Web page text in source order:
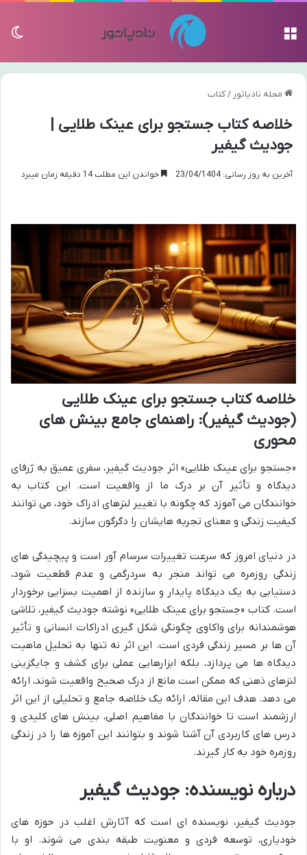
مجله نادیاتور /کتاب
خلاصه کتاب جستجو برای عینک طلایی |
جودیث گیفیر
آخرین به روز رسانی: 23/04/1404 خواندن این مطلب 14 دقیقه زمان میبرد
خلاصه کتاب جستجو برای عینک طلایی
(جودیث گیفیر): راهنمای جامع بینش های
محوری
«جستجو برای عینک طلایی» اثر جودیث گیفیر، سفری عمیق به ژرفای
دیدگاه و تأثیر آن بر درک ما از واقعیت است. این کتاب به
خوانندگان می آموزد که چگونه با تغییر لنزهای ادراک خود، می توانند
کیفیت زندگی و معنای تجربه هایشان را دگرگون سازند.
در دنیای امروز که سرعت تغییرات سرسام آور است و پیچیدگی های
زندگی روزمره می تواند منجر به سردرگمی و عدم قطعیت شود،
دستیابی به یک دیدگاه پایدار و سازنده از اهمیت بسزایی برخوردار
است. کتاب «جستجو برای عینک طلایی» نوشته جودیث گیفیر، تلاشی
هوشمندانه برای واکاوی چگونگی شکل گیری ادراکات انسانی و تأثیر
آن ها بر مسیر زندگی فردی است. این اثر نه تنها به تحلیل ماهیت
دیدگاه ها می پردازد، بلکه ابزارهایی عملی برای کشف و جایگزینی
لنزهای ذهنی که ممکن است مانع از درک صحیح واقعیت شوند، ارائه
می دهد. هدف این مقاله، ارائه یک خلاصه جامع و تحلیلی از این اثر
ارزشمند است تا خوانندگان با مفاهیم اصلی، بینش های کلیدی و
درس های کاربردی آن آشنا شوند و بتوانند این آموزه ها را در زندگی
روزمره خود به کار گیرند.
درباره نویسنده: جودیث گیفیر
جودیث گیفیر، نویسنده ای است که آثارش اغلب در حوزه های
خودیاری، توسعه فردی و معنویت طبقه بندی می شوند. او با